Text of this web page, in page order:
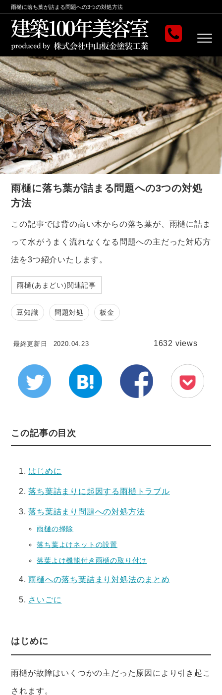
雨樋に落ち葉が詰まる問題への3つの対処方法
雨樋に落ち葉が詰まる問題への3つの対処
方法
この記事では背の高い木からの落ち葉が、雨樋に詰ま
って水がうまく流れなくなる問題への主だった対応方
法を3つ紹介いたします。
雨樋(あまどい)関連記事
豆知識 問題対処 板金
最終更新日 2020.04.23 1632 views
この記事の目次
はじめに
落ち葉詰まりに起因する雨樋トラブル
落ち葉詰まり問題への対処方法
雨樋の掃除
落ち葉よけネットの設置
落葉よけ機能付き雨樋の取り付け
雨樋への落ち葉詰まり対処法のまとめ
さいごに
はじめに
雨樋が故障はいくつかの主だった原因により引き起こ
されます。